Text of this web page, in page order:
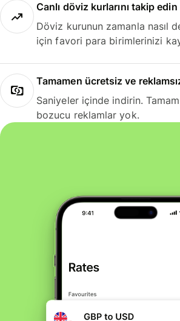
Canlı döviz kurlarını takip edin
Döviz kurunun zamanla nasıl
için favori para birimlerinizi
Tamamen ücretsiz ve
Saniyeler içinde indirin.
bozucu reklamlar yok.